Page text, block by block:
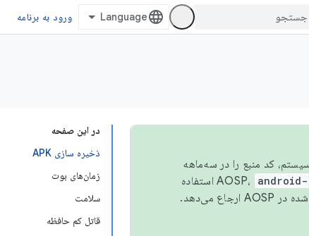
ورود به برنامه
در این صفحه
ذخیره سازی APK
زمان‌های بوت
سلامت
قاتل کم حافظه
کد منبع را در سه‌ماهه
استفاده
همیشه به جدیدترین نسخه منتشر شده در AOSP ارجاع می‌دهد.